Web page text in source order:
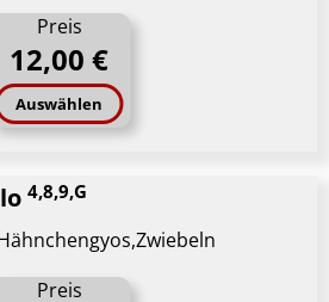
Preis
12,00 €
Auswählen
4,8,9,G
Preis